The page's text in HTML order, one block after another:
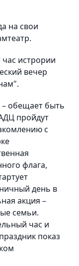
на свои
истрории
вечер
– обещает быть
пройдут
с
флага,
день в
акция –
семьи.
час и
показ